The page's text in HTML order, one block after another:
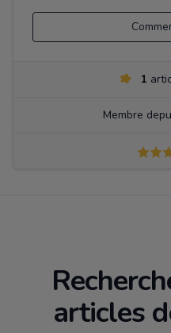
1
Membre
articles